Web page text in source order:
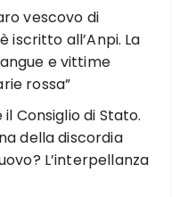
vescovo di
iscritto all’Anpi. La
e vittime
rossa”
il Consiglio di Stato.
della discordia
L’interpellanza